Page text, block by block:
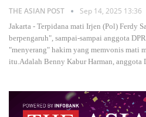
THE ASIAN POST Sep 14, 2025 13:36
Jakarta - Terpidana mati Irjen (Pol) Ferdy
berpengaruh", sampai-sampai anggota
"menyerang" hakim yang memvonis mati
itu.Adalah Benny Kabur Harman, anggota